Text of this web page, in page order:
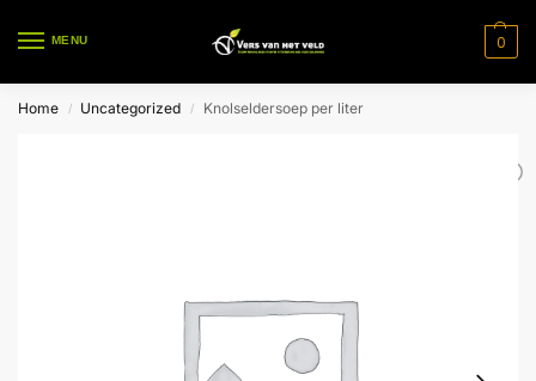
MENU 0
Home / Uncategorized / Knolseldersoep per liter